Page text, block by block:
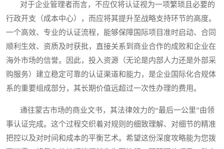
对于企业管理者而言，不应仅将认证视为一项繁琐且必要的
行政开支（成本中心），而应将其提升至战略支持环节的高度。
一个高效、专业的认证流程，能够保障国际项目准时启动、合同
顺利生效、资质及时获批，直接关系到商业合作的成败和企业在
海外市场的信誉。因此，投入资源（无论是内部人力还是外部采
购服务）建立稳定可靠的认证渠道和能力，是企业国际化合规体
系的重要组成部分，其长期价值远超过一次性办理的费用。
通往蒙古市场的商业文书，其法律效力的“最后一公里”由领
事认证完成。这个过程交织着对规则的细致理解、对细节的精准
把控以及对时间和成本的平衡艺术。希望这份深度攻略能为您拨